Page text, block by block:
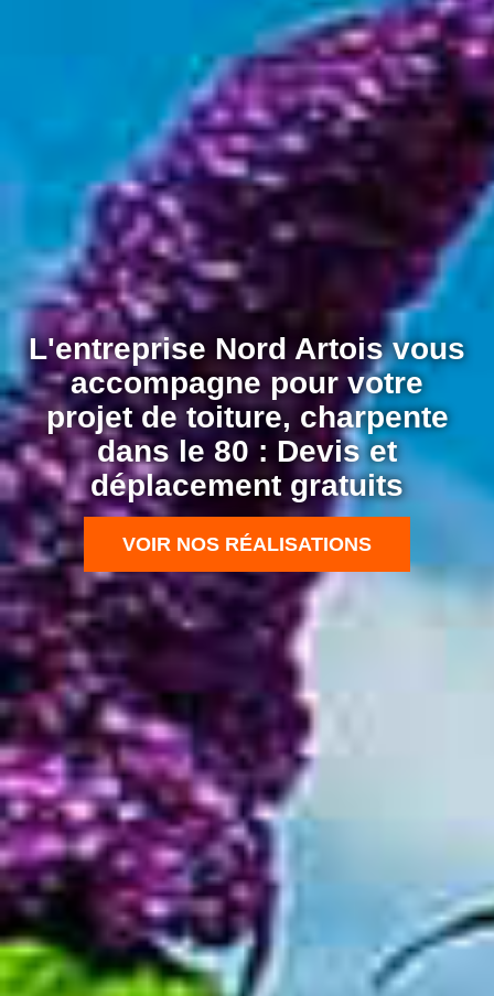
L'entreprise Nord Artois vous
accompagne pour votre
projet de toiture, charpente
dans le 80 : Devis et
déplacement gratuits
VOIR NOS RÉALISATIONS